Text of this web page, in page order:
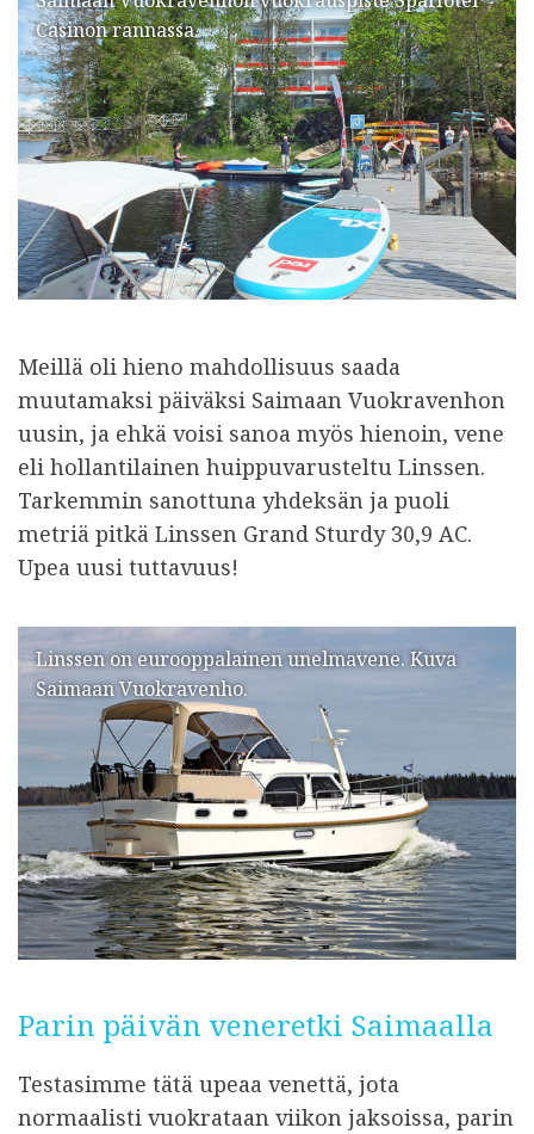
Casinon rannassa.
Meillä oli hieno mahdollisuus saada
muutamaksi päiväksi Saimaan Vuokravenhon
uusin, ja ehkä voisi sanoa myös hienoin, vene
eli hollantilainen huippuvarusteltu Linssen.
Tarkemmin sanottuna yhdeksän ja puoli
metriä pitkä Linssen Grand Sturdy 30,9 AC.
Upea uusi tuttavuus!
Linssen on eurooppalainen unelmavene. Kuva
Saimaan Vuokravenho.
Parin päivän veneretki Saimaalla
Testasimme tätä upeaa venettä, jota
normaalisti vuokrataan viikon jaksoissa, parin